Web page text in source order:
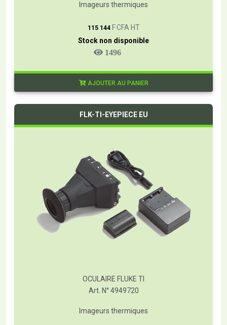
Imageurs thermiques
115 144 F CFA HT
Stock non disponible
1496
AJOUTER AU PANIER
FLK-TI-EYEPIECE EU
OCULAIRE FLUKE TI
Art. N° 4949720
Imageurs thermiques